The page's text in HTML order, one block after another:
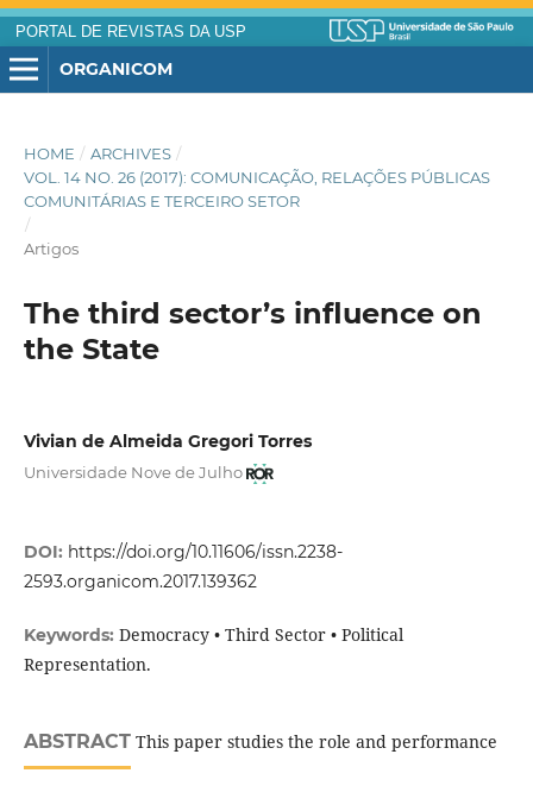
PORTAL DE REVISTAS DA USP
ORGANICOM
HOME / ARCHIVES /
VOL. 14 NO. 26 (2017): COMUNICAÇÃO, RELAÇÕES PÚBLICAS
COMUNITÁRIAS E TERCEIRO SETOR
/
Artigos
The third sector’s influence on
the State
Vivian de Almeida Gregori Torres
Universidade Nove de Julho
DOI: https://doi.org/10.11606/issn.2238-
2593.organicom.2017.139362
Keywords: Democracy • Third Sector • Political
Representation.
ABSTRACTThis paper studies the role and performance